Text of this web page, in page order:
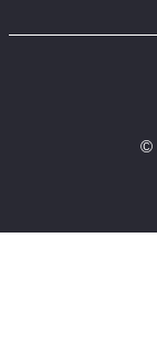
©